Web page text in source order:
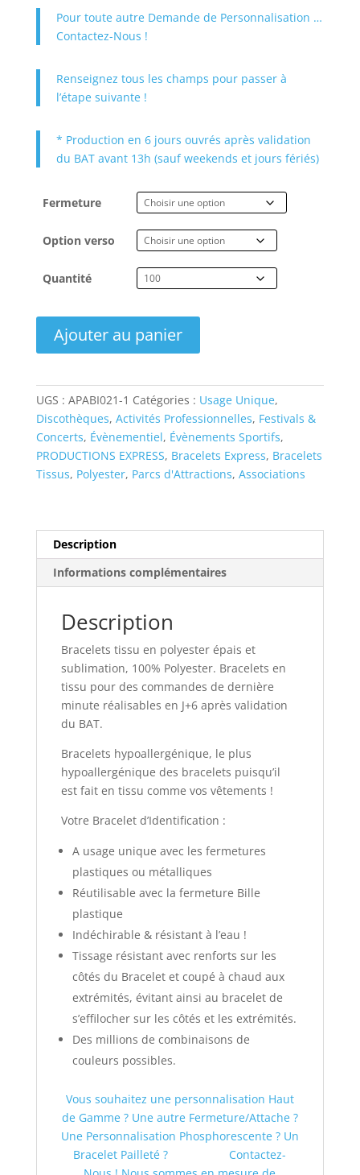
Pour toute autre Demande de Personnalisation …
Contactez-Nous !
Renseignez tous les champs pour passer à
l’étape suivante !
* Production en 6 jours ouvrés après validation
du BAT avant 13h (sauf weekends et jours fériés)
Fermeture
Option verso
Quantité
quantité
Polyester
Epais
-
EXPRESS
J+6
Ajouter au panier
UGS : APABI021-1 Catégories : Usage Unique,
Discothèques, Activités Professionnelles, Festivals &
Concerts, Évènementiel, Évènements Sportifs,
PRODUCTIONS EXPRESS, Bracelets Express, Bracelets
Tissus, Polyester, Parcs d'Attractions, Associations
Description
Informations complémentaires
Description
Bracelets tissu en polyester épais et
sublimation, 100% Polyester. Bracelets en
tissu pour des commandes de dernière
minute réalisables en J+6 après validation
du BAT.
Bracelets hypoallergénique, le plus
hypoallergénique des bracelets puisqu’il
est fait en tissu comme vos vêtements !
Votre Bracelet d’Identification :
A usage unique avec les fermetures
plastiques ou métalliques
Réutilisable avec la fermeture Bille
plastique
Indéchirable & résistant à l’eau !
Tissage résistant avec renforts sur les
côtés du Bracelet et coupé à chaud aux
extrémités, évitant ainsi au bracelet de
s’effilocher sur les côtés et les extrémités.
Des millions de combinaisons de
couleurs possibles.
Vous souhaitez une personnalisation Haut
de Gamme ? Une autre Fermeture/Attache ?
Une Personnalisation Phosphorescente ? Un
Bracelet Pailleté ? Contactez-